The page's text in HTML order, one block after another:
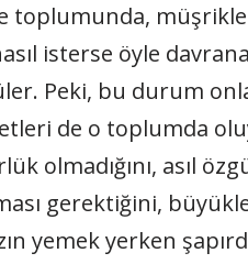
toplumunda,
isterse öyle
Peki, bu durum
de o toplumda
gerektiğini,
yerken